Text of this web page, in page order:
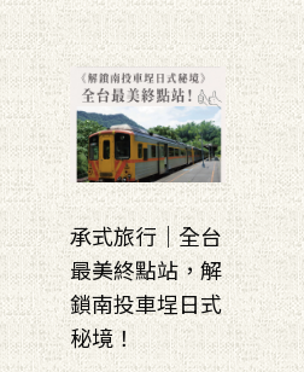
承式旅行｜全台
最美終點站，解
鎖南投車埕日式
秘境！